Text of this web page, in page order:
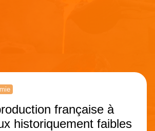
française à
historiquement faibles